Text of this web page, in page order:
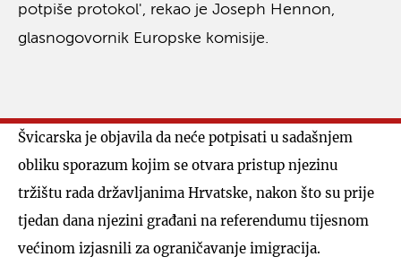
potpiše protokol', rekao je Joseph Hennon,
glasnogovornik Europske komisije.
Švicarska je objavila da neće potpisati u sadašnjem
obliku sporazum kojim se otvara pristup njezinu
tržištu rada državljanima Hrvatske, nakon što su prije
tjedan dana njezini građani na referendumu tijesnom
većinom izjasnili za ograničavanje imigracija.